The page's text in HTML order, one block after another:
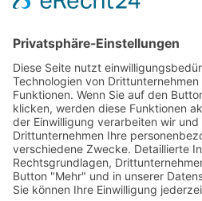
Webseite:Angelatlas Sachsen
Kontakte
Impressum